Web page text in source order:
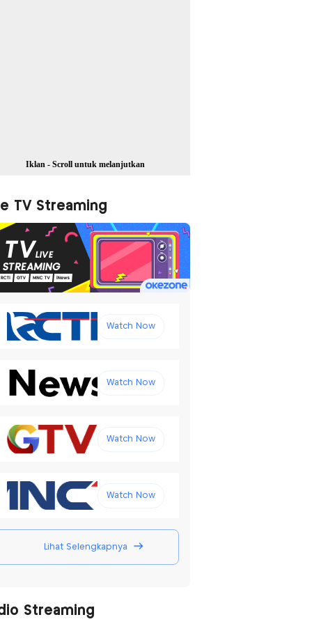
Iklan - Scroll untuk melanjutkan
TV Streaming
Watch Now
Watch Now
Watch Now
Watch Now
Lihat Selengkapnya
Streaming